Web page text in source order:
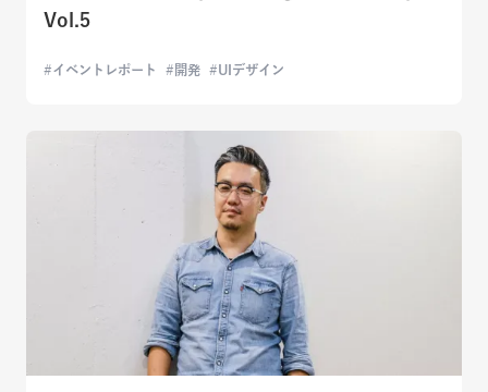
Vol.5
イベントレポート 開発 UIデザイン